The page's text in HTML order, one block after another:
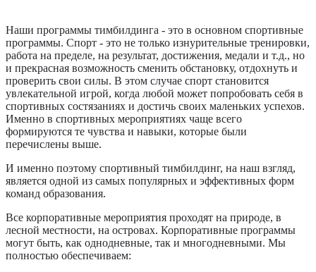
Наши программы тимбилдинга - это в основном спортивные
программы. Спорт - это не только изнурительные тренировки,
работа на пределе, на результат, достижения, медали и т.д., но
и прекрасная возможность сменить обстановку, отдохнуть и
проверить свои силы. В этом случае спорт становится
увлекательной игрой, когда любой может попробовать себя в
спортивных состязаниях и достичь своих маленьких успехов.
Именно в спортивных мероприятиях чаще всего
формируются те чувства и навыки, которые были
перечислены выше.
И именно поэтому спортивный тимбилдинг, на наш взгляд,
является одной из самых популярных и эффективных форм
команд образования.
Все корпоративные мероприятия проходят на природе, в
лесной местности, на островах. Корпоративные программы
могут быть, как однодневные, так и многодневными. Мы
полностью обеспечиваем: